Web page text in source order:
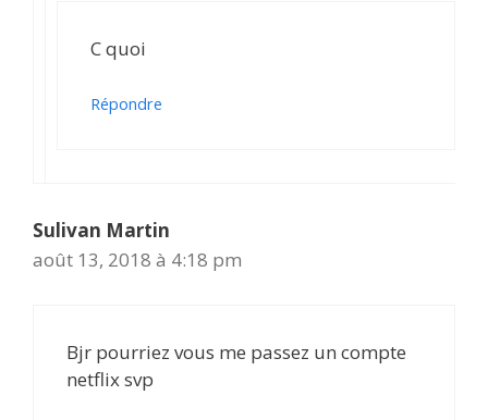
C quoi
Répondre
Sulivan Martin
août 13, 2018 à 4:18 pm
Bjr pourriez vous me passez un compte
netflix svp